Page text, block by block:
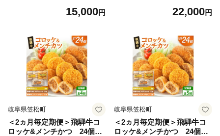
15,000円 22,000円
岐阜県笠松町
＜2ヵ月毎定期便＞飛騨牛コ
ロッケ&メンチかつ 24個
岐阜県笠松町
＜2ヵ月毎定期便＞飛騨牛コ
ロッケ&メンチかつ 24個